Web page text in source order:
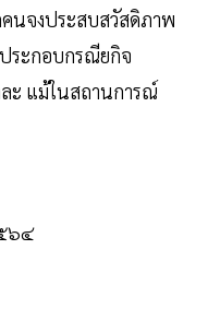
นจงประสบสวัสดิภาพ
ระกอบกรณียกิจ
ะ แม้ในสถานการณ์
๖๔